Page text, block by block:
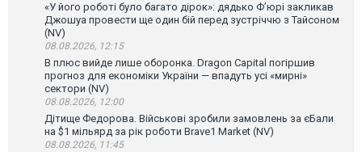
«У його роботі було багато дірок»: дядько Ф’юрі закликав
Джошуа провести ще один бій перед зустріччю з Тайсоном
(NV)
08.08.2026, 12:15
В плюс вийде лише оборонка. Dragon Capital погіршив
прогноз для економіки України — впадуть усі «мирні»
сектори (NV)
08.08.2026, 12:00
Дітище Федорова. Військові зробили замовлень за єБали
на $1 мільярд за рік роботи Brave1 Market (NV)
08.08.2026, 11:45